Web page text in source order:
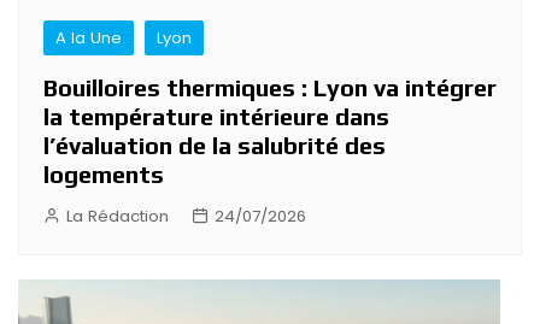
A la Une Lyon
Bouilloires thermiques : Lyon va intégrer
la température intérieure dans
l’évaluation de la salubrité des
logements
La Rédaction 24/07/2026